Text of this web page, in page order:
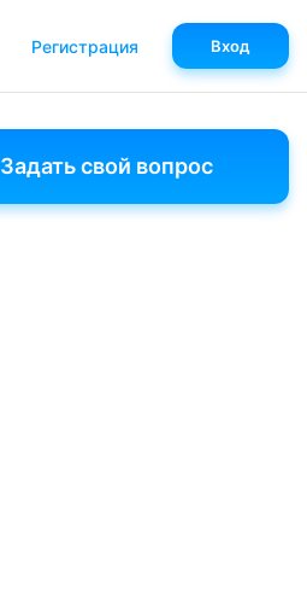
Задать свой вопрос
Регистрация Вход